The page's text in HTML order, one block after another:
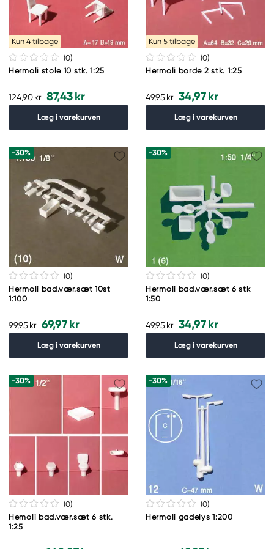
Kun 4 tilbage
(0)
Hermoli stole 10 stk. 1:25
124,90 kr 87,43 kr
Læg i varekurven
Kun 5 tilbage
(0)
Hermoli borde 2 stk. 1:25
49,95 kr 34,97 kr
Læg i varekurven
-30%
(0)
Hermoli bad.vær.sæt 10st
1:100
99,95 kr 69,97 kr
Læg i varekurven
-30%
(0)
Hermoli bad.vær.sæt 6 stk
1:50
49,95 kr 34,97 kr
Læg i varekurven
-30%
(0)
Hemoli bad.vær.sæt 6 stk.
1:25
-30%
(0)
Hermoli gadelys 1:200